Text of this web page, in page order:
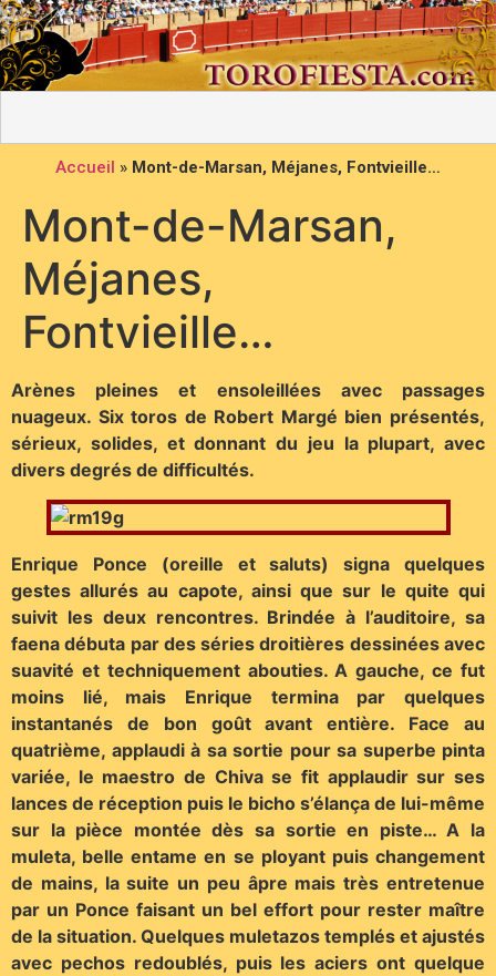
Accueil » Mont-de-Marsan, Méjanes, Fontvieille…
Mont-de-Marsan,
Méjanes,
Fontvieille…
Arènes pleines et ensoleillées avec passages
nuageux. Six toros de Robert Margé bien présentés,
sérieux, solides, et donnant du jeu la plupart, avec
divers degrés de difficultés.
Enrique Ponce (oreille et saluts) signa quelques
gestes allurés au capote, ainsi que sur le quite qui
suivit les deux rencontres. Brindée à l’auditoire, sa
faena débuta par des séries droitières dessinées avec
suavité et techniquement abouties. A gauche, ce fut
moins lié, mais Enrique termina par quelques
instantanés de bon goût avant entière. Face au
quatrième, applaudi à sa sortie pour sa superbe pinta
variée, le maestro de Chiva se fit applaudir sur ses
lances de réception puis le bicho s’élança de lui-même
sur la pièce montée dès sa sortie en piste… A la
muleta, belle entame en se ployant puis changement
de mains, la suite un peu âpre mais très entretenue
par un Ponce faisant un bel effort pour rester maître
de la situation. Quelques muletazos templés et ajustés
avec pechos redoublés, puis les aciers ont quelque